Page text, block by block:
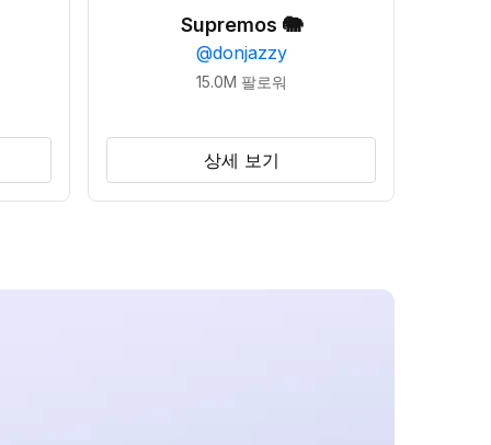
Supremos 🐘
@donjazzy
15.0M 팔로워
상세 보기